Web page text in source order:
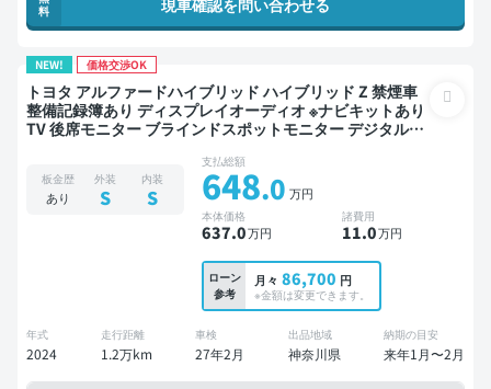
料
現車確認を問い合わせる
NEW! 価格交渉OK
トヨタ アルファードハイブリッド ハイブリッド Z 禁煙車
整備記録簿あり ディスプレイオーディオ ※ナビキットあり
TV 後席モニター ブラインドスポットモニター デジタルイ
ETC サンルーフ 電動バックドア バックモニター 全方位カ
メラ ドライブレコーダー 衝突軽減 両側電動スライドドア
7人乗り
板金歴
あり
外装
S
内装
S
支払総額
648.0 万円
本体価格
637.0万円
諸費用
11.0万円
ローン
参考
月々 86,700 円
※金額は変更できます。
年式
2024
走行距離
1.2万km
車検
27年2月
出品地域
神奈川県
納期の目安
来年1月〜2月